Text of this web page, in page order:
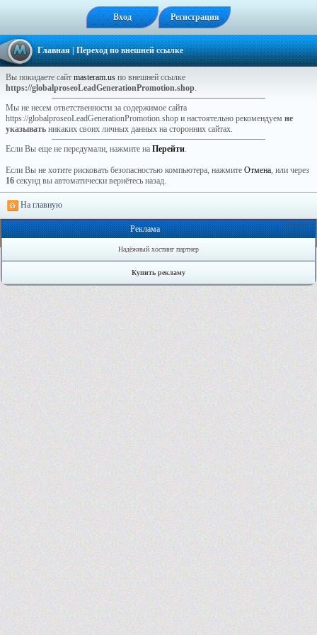
Вход Регистрация
Главная| Переход по внешней ссылке
Вы покидаете сайт masteram.us по внешней ссылке
https://globalproseoLeadGenerationPromotion.shop.
Мы не несем ответственности за содержимое сайта
https://globalproseoLeadGenerationPromotion.shop и настоятельно рекомендуем не
указывать никаких своих личных данных на сторонних сайтах.
Если Вы еще не передумали, нажмите на Перейти.
Если Вы не хотите рисковать безопасностью компьютера, нажмите Отмена, или через
16 секунд вы автоматически вернётесь назад.
На главную
Онлайн: 1
Реклама
Надёжный хостинг партнер
Купить рекламу